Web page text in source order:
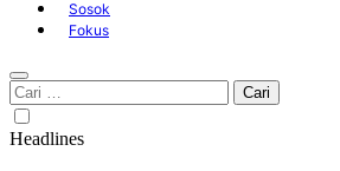
Sosok
Fokus
Cari
untuk:
Headlines